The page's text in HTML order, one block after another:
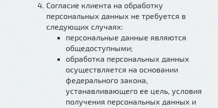
Согласие клиента на обработку
персональных данных не требуется в
следующих случаях:
персональные данные являются
общедоступными;
обработка персональных данных
осуществляется на основании
федерального закона,
устанавливающего ее цель, условия
получения персональных данных и